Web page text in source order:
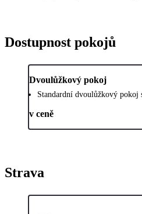
Dostupnost pokojů
Dvoulůžkový pokoj
Standardní dvoulůžkový pokoj
v ceně
Strava